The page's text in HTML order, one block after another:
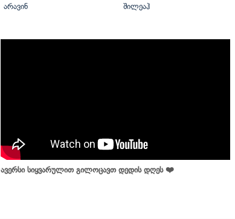
არავინ შილეაჰ
ავერსი სიყვარულით გილოცავთ დედის დღეს ❤️